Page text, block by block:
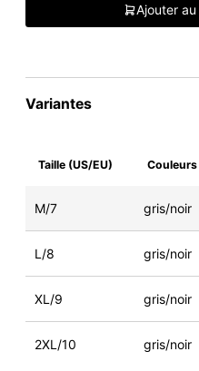
Ajouter
Variantes
Taille (US/EU) Couleurs
M/7 gris/noir
L/8 gris/noir
XL/9 gris/noir
2XL/10 gris/noir